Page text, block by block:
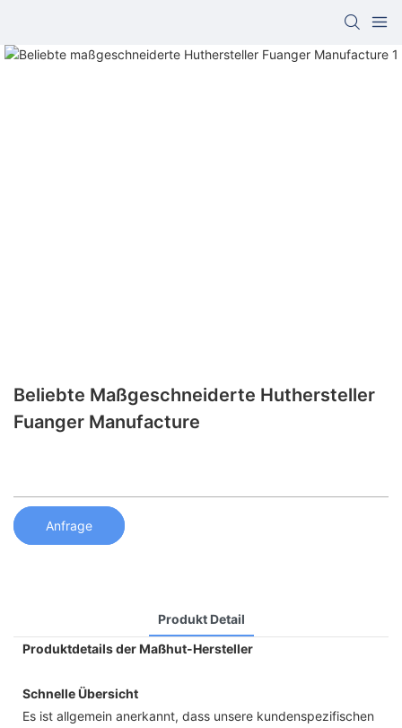
Beliebte Maßgeschneiderte Huthersteller
Fuanger Manufacture
Anfrage
Produkt Detail
Produktdetails der Maßhut-Hersteller
Schnelle Übersicht
Es ist allgemein anerkannt, dass unsere kundenspezifischen